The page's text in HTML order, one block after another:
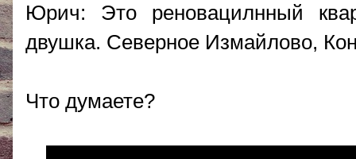
Юрич: Это реновацилнный
двушка. Северное Измайлово,
Что думаете?